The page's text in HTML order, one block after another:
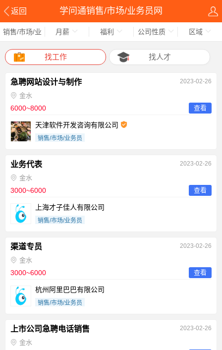
返回 学问通销售/市场/业务员网
销售/市场/业
月薪 福利 公司性质 区域
找工作 找人才
急聘网站设计与制作 2023-02-26
金水
6000~8000 查看
天津软件开发咨询有限公司
销售/市场/业务员
业务代表 2023-02-26
金水
3000~6000 查看
上海才子佳人有限公司
销售/市场/业务员
渠道专员 2023-02-26
金水
3000~6000 查看
杭州阿里巴巴有限公司
销售/市场/业务员
上市公司急聘电话销售 2023-02-26
金水